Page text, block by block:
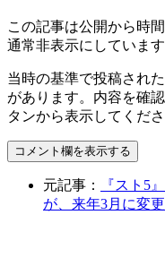
この記事は公開から時
通常非表示にしています
当時の基準で投稿され
があります。内容を確
タンから表示してくださ
コメント欄を表示する
元記事：
『スト5
が、来年3月に変